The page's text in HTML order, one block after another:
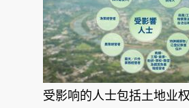
受影响的人士包括土地业